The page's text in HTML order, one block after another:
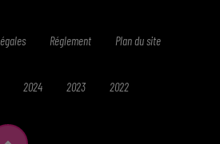
Réglement Plan du site
2024 2023 2022